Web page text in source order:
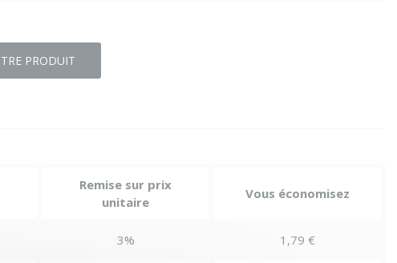
PRODUIT
Remise sur prix
unitaire
Vous économisez
3% 1,79 €